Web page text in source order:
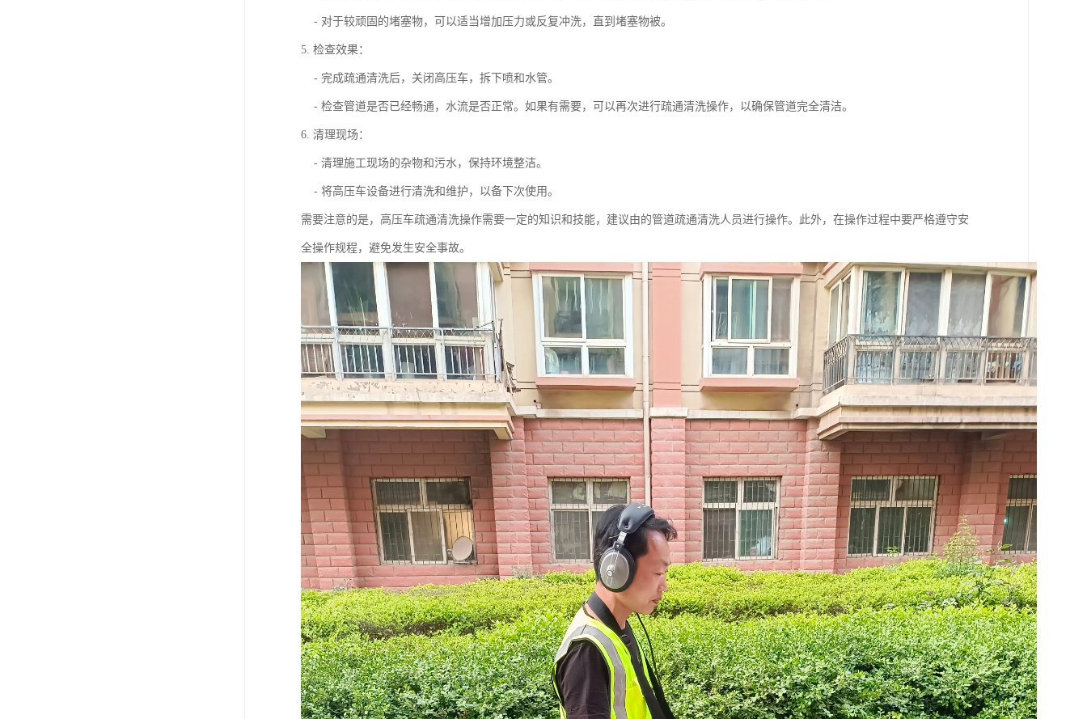
- 对于较顽固的堵塞物，可以适当增加压力或反复冲洗，直到堵塞物被。
5. 检查效果：
- 完成疏通清洗后，关闭高压车，拆下喷和水管。
- 检查管道是否已经畅通，水流是否正常。如果有需要，可以再次进行疏通清洗操作，以确保管道完全清洁。
6. 清理现场：
- 清理施工现场的杂物和污水，保持环境整洁。
- 将高压车设备进行清洗和维护，以备下次使用。
需要注意的是，高压车疏通清洗操作需要一定的知识和技能，建议由的管道疏通清洗人员进行操作。此外，在操作过程中要严格遵守安
全操作规程，避免发生安全事故。